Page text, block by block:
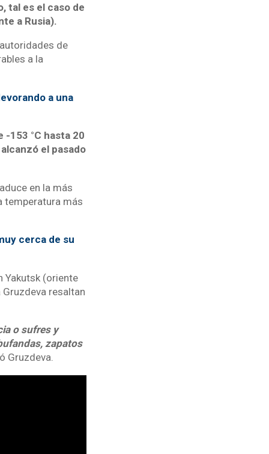
tal es el caso de
a Rusia).
de
a la
a una
153 °C hasta 20
el pasado
en la más
temperatura más
cerca de su
Yakutsk (oriente
resaltan
o sufres y
zapatos
Gruzdeva.